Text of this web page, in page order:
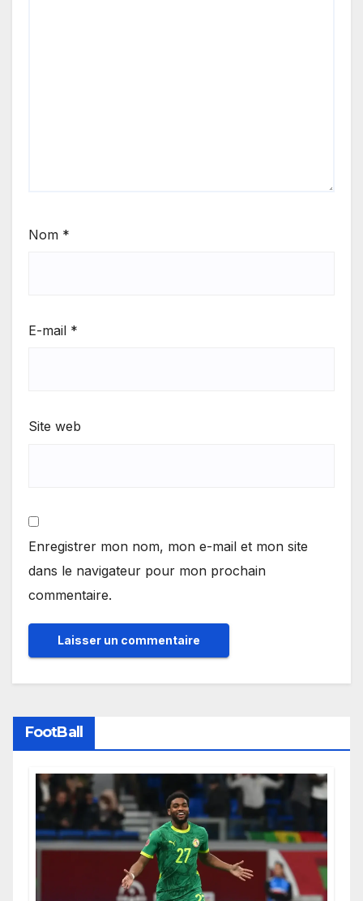
Nom *
E-mail *
Site web
Enregistrer mon nom, mon e-mail et mon site
dans le navigateur pour mon prochain
commentaire.
FootBall